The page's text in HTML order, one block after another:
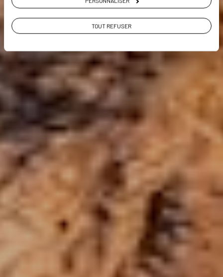
TOUT REFUSER
VOIR LA GALERIE PHOTOS